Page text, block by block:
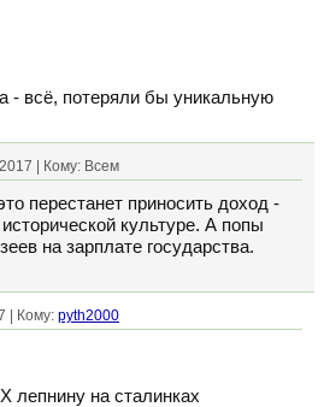
- всё, потеряли бы уникальную
| Кому: Всем
перестанет приносить доход -
культуре. А попы
на зарплате государства.
| Кому: pyth2000
лепнину на сталинках